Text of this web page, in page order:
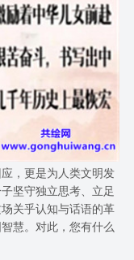
，更是为人类文明发
坚守独立思考、立足
关乎认知与话语的革
慧。对此，您有什么